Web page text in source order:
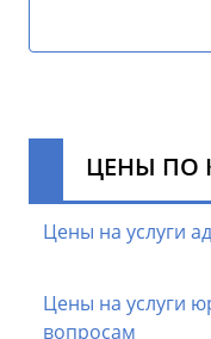
ЦЕНЫ ПО
Цены на услуги
Цены на услуги
вопросам